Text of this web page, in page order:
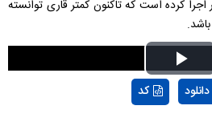
کرده است که تاکنون کمتر قاری توانسته
کد دانلود